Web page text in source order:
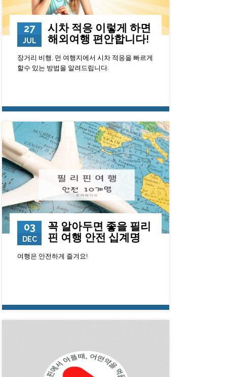
27
JUL
시차 적응 이렇게 하면
해외여행 편안합니다!
장거리 비행, 먼 여행지에서 시차 적응을 빠르게
할수 있는 방법을 알려드립니다.
112783 0 23
03
DEC
꼭 알아두면 좋을 필리
핀 여행 안전 십계명
여행은 안전하게 즐겨요!
9810 0 23